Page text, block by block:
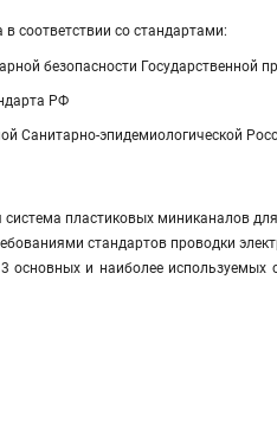
соответствии со стандартами:
безопасности
РФ
Санитарно-эпидемиологической
система пластиковых миниканалов
стандартов проводки
основных и наиболее используемых